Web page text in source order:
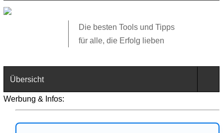
Die besten Tools und Tipps
für alle, die Erfolg lieben
Übersicht
Technik
Werbung & Infos: